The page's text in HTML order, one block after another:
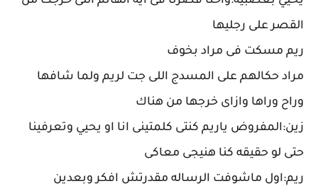
القصر على رجليها
ريم مسكت فى مراد بخوف
مراد حكالهم على المسدج اللى جت لريم ولما شافها
وراح وراها وازاى خرجها من هناك
زين:المفروض ياريم كنتى كلمتينى انا او يحيي وتعرفينا
حتى لو حقيقه كنا هنيجى معاكى
ريم:اول ماشوفت الرساله مقدرتش افكر وبعدين